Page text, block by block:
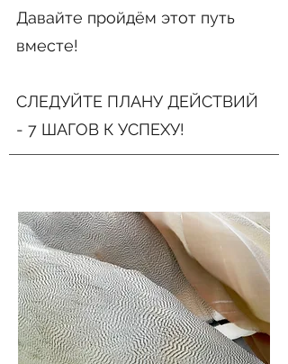
Давайте пройдём этот путь
вместе!
СЛЕДУЙТЕ ПЛАНУ ДЕЙСТВИЙ
- 7 ШАГОВ К УСПЕХУ!